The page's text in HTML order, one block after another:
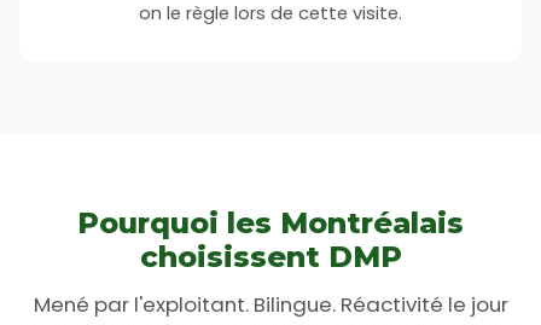
on le règle lors de cette visite.
Pourquoi les Montréalais
choisissent DMP
Mené par l'exploitant. Bilingue. Réactivité le jour